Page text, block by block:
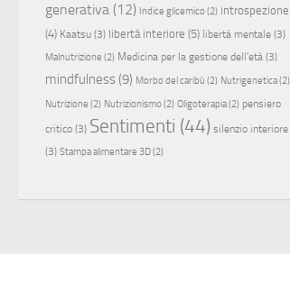
generativa (12) Indice glicemico (2) introspezione
(4) Kaatsu (3) libertà interiore (5) libertà mentale (3)
Malnutrizione (2) Medicina per la gestione dell'età (3)
mindfulness (9) Morbo del caribù (2) Nutrigenetica(2)
Nutrizione (2) Nutrizionismo (2) Oligoterapia(2) pensiero
critico (3) Sentimenti (44) silenzio interiore
(3) Stampa alimentare 3D(2)